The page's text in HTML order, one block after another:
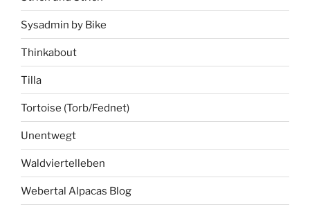
Sysadmin by Bike
Thinkabout
Tilla
Tortoise (Torb/Fednet)
Unentwegt
Waldviertelleben
Webertal Alpacas Blog